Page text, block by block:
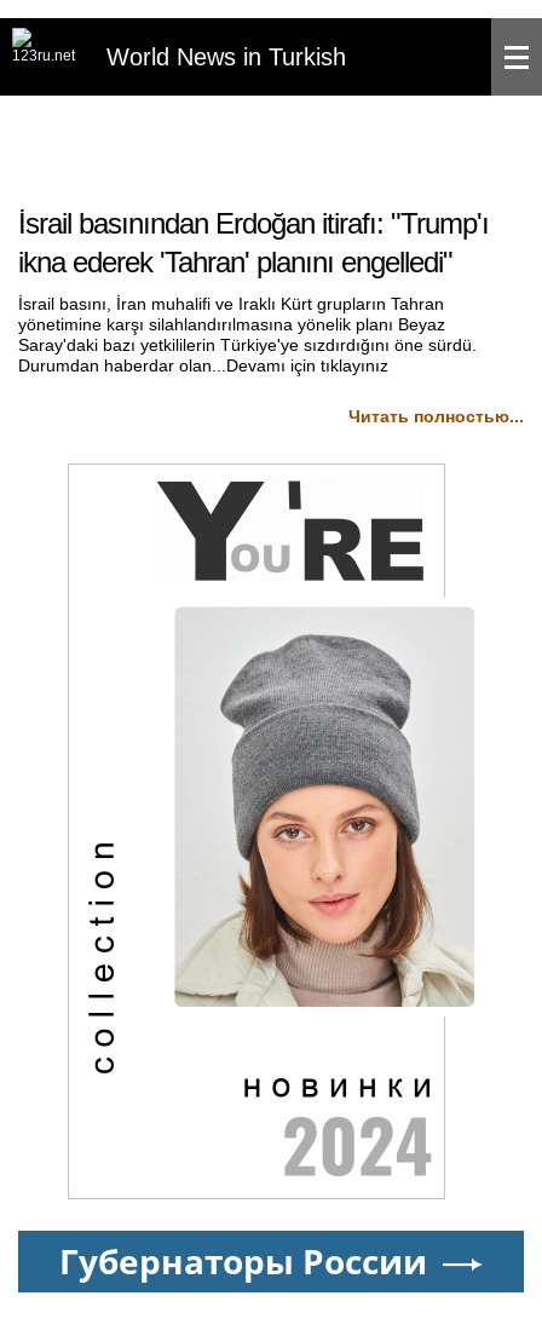
World News in Turkish
İsrail basınından Erdoğan itirafı: "Trump'ı
ikna ederek 'Tahran' planını engelledi"
İsrail basını, İran muhalifi ve Iraklı Kürt grupların Tahran
yönetimine karşı silahlandırılmasına yönelik planı Beyaz
Saray'daki bazı yetkililerin Türkiye'ye sızdırdığını öne sürdü.
Durumdan haberdar olan...Devamı için tıklayınız
Читать полностью...
Губернаторы России